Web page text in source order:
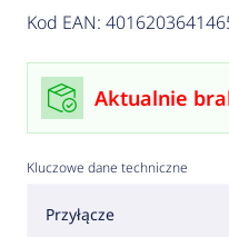
Kod EAN:
Aktualnie
Kluczowe dane techniczne
Przyłącze